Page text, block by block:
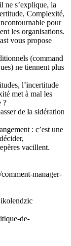
ne s’explique, la
Complexité,
pour
les organisations.
vous propose
(command
ne tiennent plus
l’incertitude
met à mal les
?
de la sidération
: c’est une
vacillent.
manager-
de-